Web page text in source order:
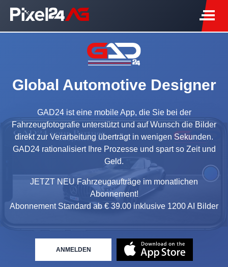
Global Automotive Designer
GAD24 ist eine mobile App, die Sie bei der
Fahrzeugfotografie unterstützt und auf Wunsch die Bilder
direkt zur Verarbeitung überträgt in wenigen Sekunden.
GAD24 rationalisiert Ihre Prozesse und spart so Zeit und
Geld.
JETZT NEU Fahrzeugaufträge im monatlichen
Abonnement!
Abonnement Standard ab € 39.00 inklusive 1200 AI Bilder
ANMELDEN